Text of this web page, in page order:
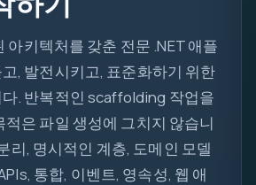
아키텍처를 갖춘 전문 .NET 애플
, 발전시키고, 표준화하기 위한
. 반복적인 scaffolding 작업을
은 파일 생성에 그치지 않습니
리, 명시적인 계층, 도메인 모델
통합, 이벤트, 영속성, 웹 애